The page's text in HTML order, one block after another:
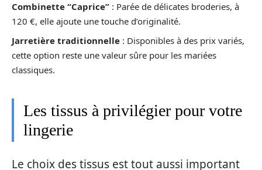
Combinette “Caprice” : Parée de délicates broderies, à
120 €, elle ajoute une touche d’originalité.
Jarretière traditionnelle : Disponibles à des prix variés,
cette option reste une valeur sûre pour les mariées
classiques.
Les tissus à privilégier pour votre
lingerie
Le choix des tissus est tout aussi important